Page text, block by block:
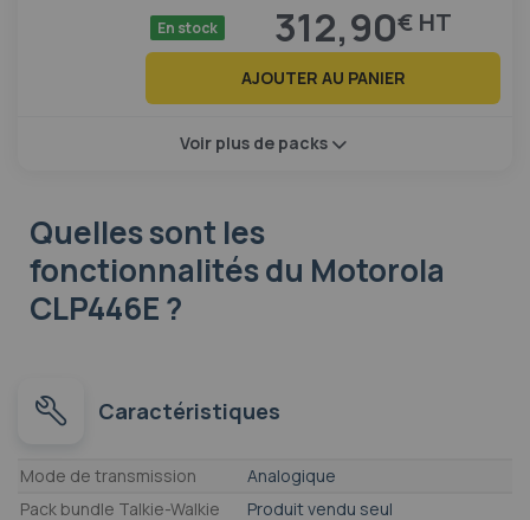
En stock 312,90€
AJOUTER AU PANIER
Voir plus de packs
Quelles sont les
fonctionnalitésdu Motorola
CLP446E ?
Caractéristiques
Caractéristiques
Mode de transmission
Analogique
Pack bundle Talkie-Walkie
Produit vendu seul